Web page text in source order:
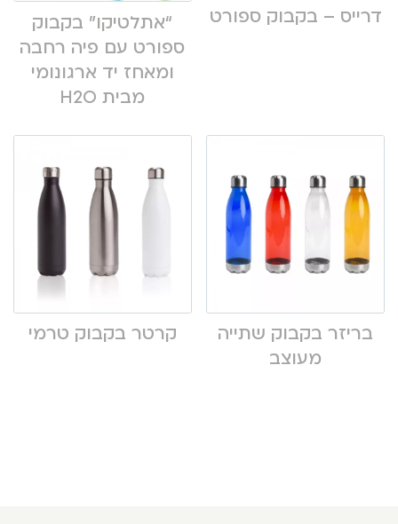
דרייס – בקבוק ספורט
“אתלטיקו” בקבוק
ספורט עם פיה רחבה
ומאחז יד ארגונומי
מבית H2O
בריזר בקבוק שתייה
מעוצב
קרטר בקבוק טרמי